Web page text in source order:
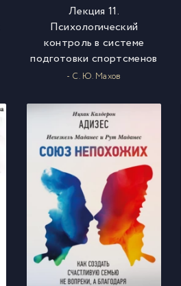
Лекция 11.
Психологический
контроль в системе
подготовки спортсменов
- С. Ю. Махов